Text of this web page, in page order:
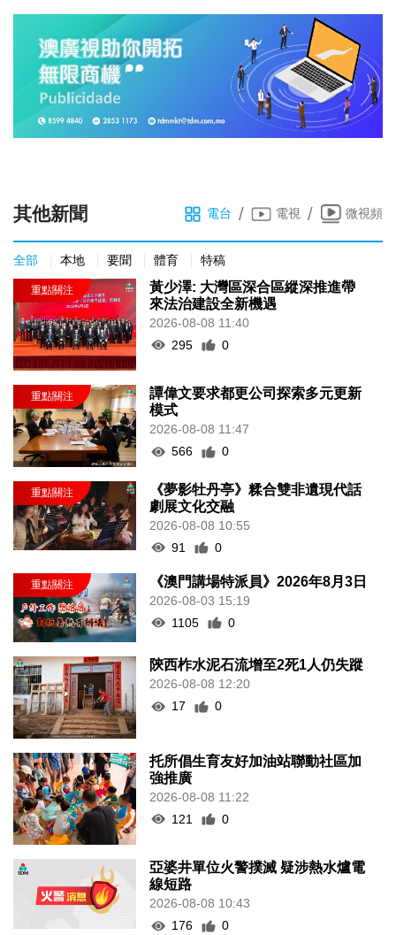
其他新聞 電台 / 電視 / 微視頻
全部 本地 要聞 體育 特稿
黃少澤: 大灣區深合區縱深推進帶
來法治建設全新機遇
2026-08-08 11:40
295
0
譚偉文要求都更公司探索多元更新
模式
2026-08-08 11:47
566
0
《夢影牡丹亭》糅合雙非遺現代話
劇展文化交融
2026-08-08 10:55
91
0
《澳門講場特派員》2026年8月3日
2026-08-03 15:19
1105
0
陝西柞水泥石流增至2死1人仍失蹤
2026-08-08 12:20
17
0
托所倡生育友好加油站聯動社區加
強推廣
2026-08-08 11:22
121
0
亞婆井單位火警撲滅 疑涉熱水爐電
線短路
2026-08-08 10:43
176
0